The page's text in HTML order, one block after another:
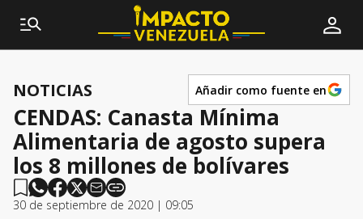
NOTICIAS Añadir como fuente en
CENDAS: Canasta Mínima
Alimentaria de agosto supera
los 8 millones de bolívares
30 de septiembre de 2020 | 09:05